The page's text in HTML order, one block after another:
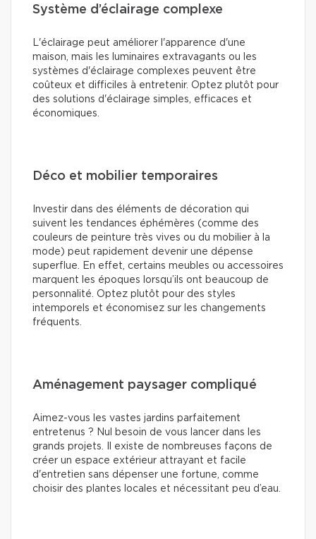
Système d’éclairage complexe
L'éclairage peut améliorer l'apparence d'une
maison, mais les luminaires extravagants ou les
systèmes d'éclairage complexes peuvent être
coûteux et difficiles à entretenir. Optez plutôt pour
des solutions d'éclairage simples, efficaces et
économiques.
Déco et mobilier temporaires
Investir dans des éléments de décoration qui
suivent les tendances éphémères (comme des
couleurs de peinture très vives ou du mobilier à la
mode) peut rapidement devenir une dépense
superflue. En effet, certains meubles ou accessoires
marquent les époques lorsqu’ils ont beaucoup de
personnalité. Optez plutôt pour des styles
intemporels et économisez sur les changements
fréquents.
Aménagement paysager compliqué
Aimez-vous les vastes jardins parfaitement
entretenus ? Nul besoin de vous lancer dans les
grands projets. Il existe de nombreuses façons de
créer un espace extérieur attrayant et facile
d'entretien sans dépenser une fortune, comme
choisir des plantes locales et nécessitant peu d’eau.